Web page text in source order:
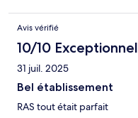
Avis vérifié
10/10 Exceptionnel
31 juil. 2025
Bel établissement
RAS tout était parfait